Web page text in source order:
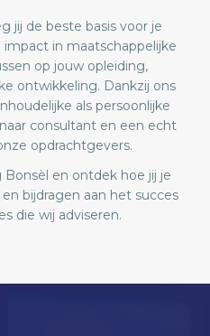
jij de beste basis voor je
in maatschappelijke
op jouw opleiding,
ontwikkeling. Dankzij ons
als persoonlijke
consultant en een echt
opdrachtgevers.
Bonsèl en ontdek hoe jij je
bijdragen aan het succes
die wij adviseren.